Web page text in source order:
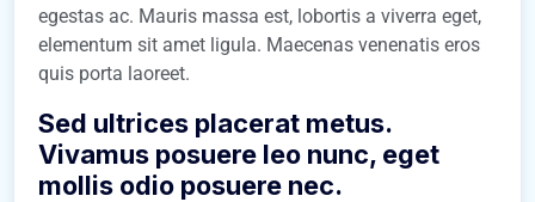
egestas ac. Mauris massa est, lobortis a viverra eget,
elementum sit amet ligula. Maecenas venenatis eros
quis porta laoreet.
Sed ultrices placerat metus.
Vivamus posuere leo nunc, eget
mollis odio posuere nec.